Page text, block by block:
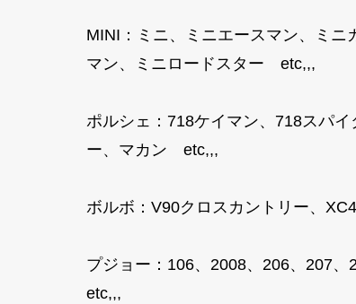
MINI：ミニ、ミニエースマン、ミ
マン、ミニロードスター etc,,,
ポルシェ：718ケイマン、718スパ
ー、マカン etc,,,
ボルボ：V90クロスカントリー、
プジョー：106、2008、206、207
etc,,,